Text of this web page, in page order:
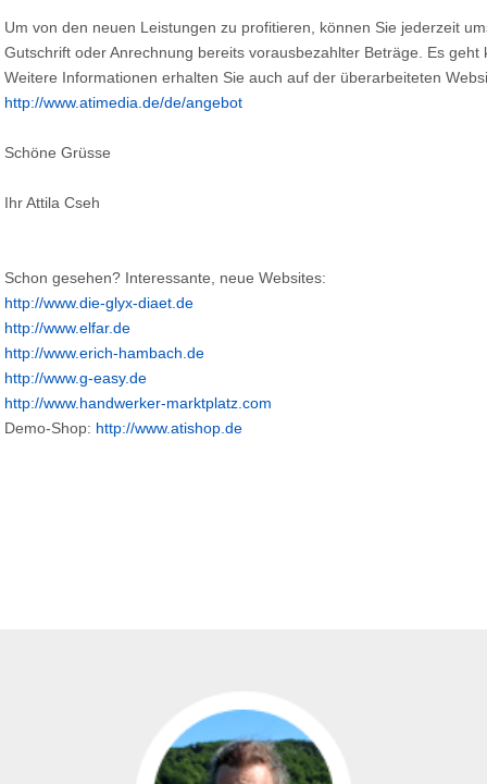
Um von den neuen Leistungen zu profitieren, können Sie jederzeit
Gutschrift oder Anrechnung bereits vorausbezahlter Beträge. Es geht
Weitere Informationen erhalten Sie auch auf der überarbeiteten
http://www.atimedia.de/de/angebot
Schöne Grüsse
Ihr Attila Cseh
Schon gesehen? Interessante, neue Websites:
http://www.die-glyx-diaet.de
http://www.elfar.de
http://www.erich-hambach.de
http://www.g-easy.de
http://www.handwerker-marktplatz.com
Demo-Shop: http://www.atishop.de